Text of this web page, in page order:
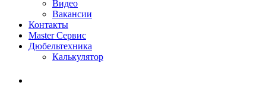
Видео
Вакансии
Контакты
Master Сервис
Дюбельтехника
Калькулятор